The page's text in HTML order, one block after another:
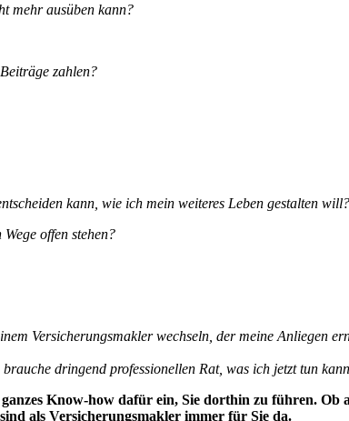
mehr ausüben kann?
zahlen?
kann, wie ich mein weiteres Leben gestalten will?
offen stehen?
Versicherungsmakler wechseln, der meine Anliegen
dringend professionellen Rat, was ich jetzt tun
Know-how dafür ein, Sie dorthin zu führen.
sind als Versicherungsmakler immer für Sie da.